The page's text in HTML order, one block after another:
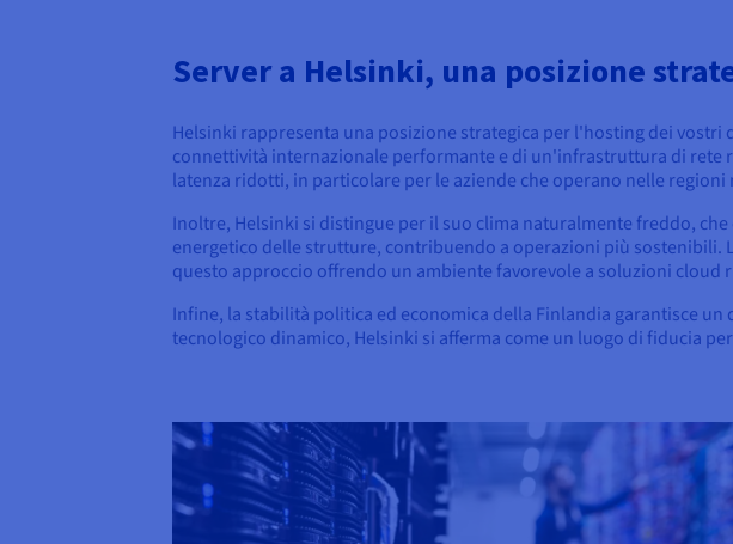
Server a Helsinki, una posizione
Helsinki rappresenta una posizione strategica per l'hosting dei
connettività internazionale performante e di un'infrastruttura di rete
latenza ridotti, in particolare per le aziende che operano nelle regioni
Inoltre, Helsinki si distingue per il suo clima naturalmente freddo,
energetico delle strutture, contribuendo a operazioni più sostenibili.
questo approccio offrendo un ambiente favorevole a soluzioni cloud
Infine, la stabilità politica ed economica della Finlandia garantisce
tecnologico dinamico, Helsinki si afferma come un luogo di fiducia